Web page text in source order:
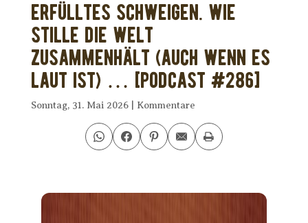
Erfülltes Schweigen. Wie
Stille die Welt
zusammenhält (auch wenn es
laut ist) … [PODCAST #286]
Sonntag, 31. Mai 2026| Kommentare